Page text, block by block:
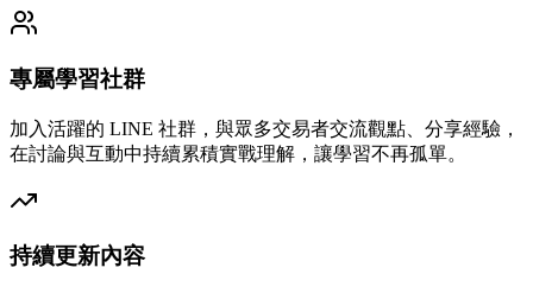
專屬學習社群
加入活躍的 LINE 社群，與眾多交易者交流觀點、分享經驗，
在討論與互動中持續累積實戰理解，讓學習不再孤單。
持續更新內容